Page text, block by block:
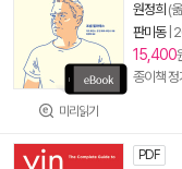
미리읽기
원정희 (
판미동|
15,400
종이책 정
PDF